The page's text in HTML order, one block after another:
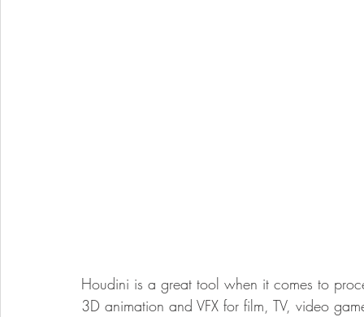
Houdini is a great tool when it comes to
3D animation and VFX for film, TV, video